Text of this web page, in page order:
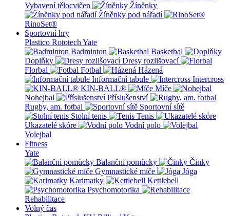
Vybavení tělocvičen
Žíněnky
Žíněnky pod nářadí
RinoSet®
Sportovní hry
Plastico Rototech Yate
Badminton
Basketbal
Doplňky
Dresy rozlišovací
Florbal
Fotbal
Házená
Informační tabule
Intercross
KIN-BALL®
Míče
Nohejbal
Příslušenství
Rugby, am. fotbal
Sportovní sítě
Stolní tenis
Tenis
Ukazatelé skóre
Vodní polo
Volejbal
Fitness
Yate
Balanční pomůcky
Činky
Gymnastické míče
Jóga
Karimatky
Kettlebell
Psychomotorika
Rehabilitace
Volný čas